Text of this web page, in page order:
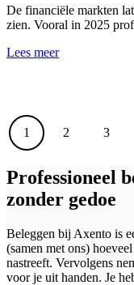
De financiële markten
zien. Vooral in 2025
Lees meer
1 2 3
Professioneel
zonder gedoe
Beleggen bij Axento is
(samen met ons)
nastreeft. Vervolgens
voor je uit handen. Je